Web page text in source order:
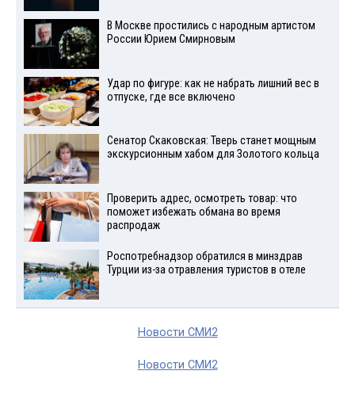
В Москве простились с народным артистом
России Юрием Смирновым
Удар по фигуре: как не набрать лишний вес в
отпуске, где все включено
Сенатор Скаковская: Тверь станет мощным
экскурсионным хабом для Золотого кольца
Проверить адрес, осмотреть товар: что
поможет избежать обмана во время
распродаж
Роспотребнадзор обратился в минздрав
Турции из-за отравления туристов в отеле
Новости СМИ2
Новости СМИ2